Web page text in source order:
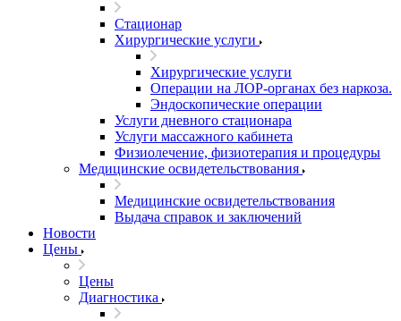
Стационар
Хирургические услуги
Хирургические услуги
Операции на ЛОР-органах без наркоза.
Эндоскопические операции
Услуги дневного стационара
Услуги массажного кабинета
Физиолечение, физиотерапия и процедуры
Медицинские освидетельствования
Медицинские освидетельствования
Выдача справок и заключений
Новости
Цены
Цены
Диагностика